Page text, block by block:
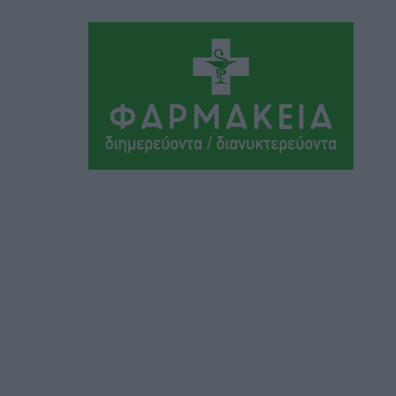
Νέα εποχή για το Νοσοκομείο Ρόδου:
Έργα υποδομής, ακτινοθεραπευτικό
κέντρο και νέα μέτρα για τη στελέχωση
Τοπικές Ειδήσεις• πριν 3 ώρες